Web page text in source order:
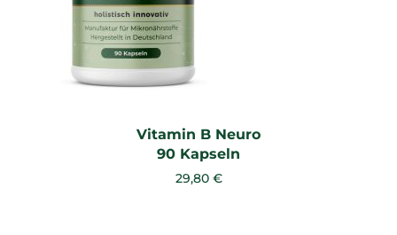
Vitamin B Neuro
90 Kapseln
29,80 €